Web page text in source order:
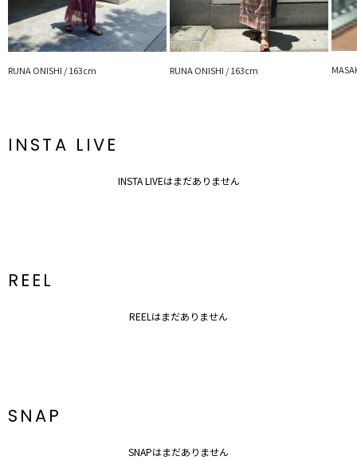
RUNA ONISHI / 163cm RUNA ONISHI / 163cm
INSTA LIVE
INSTA LIVEはまだありません
REEL
REELはまだありません
SNAP
SNAPはまだありません